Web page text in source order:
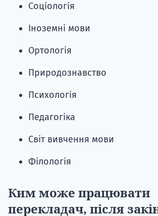
Соціологія
Іноземні мови
Ортологія
Природознавство
Психологія
Педагогіка
Світ вивчення мови
Філологія
Ким може працювати
перекладач, після